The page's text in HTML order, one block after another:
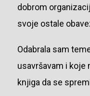
dobrom
svoje ostale
Odabrala sam
usavršavam i koje
knjiga da se